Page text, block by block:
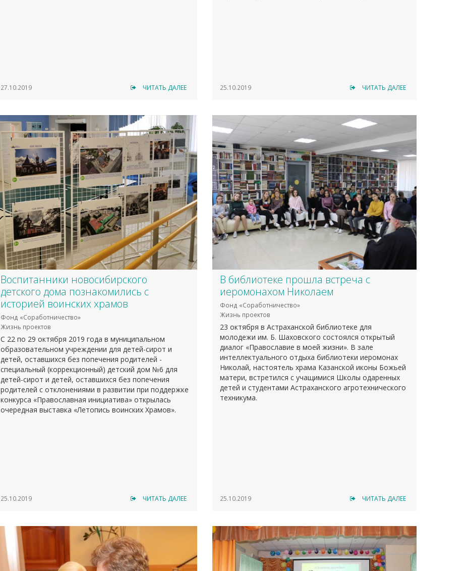
27.10.2019 ЧИТАТЬ ДАЛЕЕ 25.10.2019 ЧИТАТЬ ДАЛЕЕ
Воспитанники новосибирского
детского дома познакомились с
историей воинских храмов
Фонд «Соработничество»
Жизнь проектов
С 22 по 29 октября 2019 года в муниципальном
образовательном учреждении для детей-сирот и
детей, оставшихся без попечения родителей -
специальный (коррекционный) детский дом №6 для
детей-сирот и детей, оставшихся без попечения
родителей с отклонениями в развитии при поддержке
конкурса «Православная инициатива» открылась
очередная выставка «Летопись воинских Храмов».
25.10.2019 ЧИТАТЬ ДАЛЕЕ
В библиотеке прошла встреча с
иеромонахом Николаем
Фонд «Соработничество»
Жизнь проектов
23 октября в Астраханской библиотеке для
молодежи им. Б. Шаховского состоялся открытый
диалог «Православие в моей жизни». В зале
интеллектуального отдыха библиотеки иеромонах
Николай, настоятель храма Казанской иконы Божьей
матери, встретился с учащимися Школы одаренных
детей и студентами Астраханского агротехнического
техникума.
25.10.2019 ЧИТАТЬ ДАЛЕЕ